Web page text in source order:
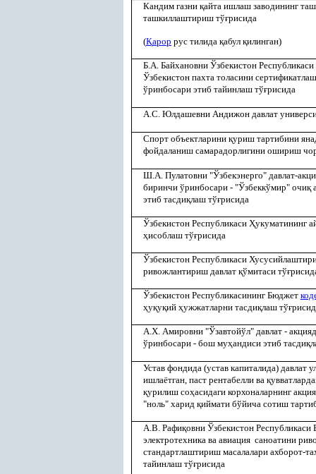
Кандим газни қайта ишлаш заводининг таш
ташкиллаштириш тўғрисида
(Қарор рус тилида қабул қилинган)
Б.А. Байхановни Ўзбекистон
Ўзбекистон пахта толасини
ўринбосари этиб тайинлаш тўғрисида
А.С. Юлдашевни Андижон давлат
Спорт объектларини қуриш тартибини
фойдаланиш самарадорлигини ошириш
Ш.А. Пулатовни "Ўзбекэнерго" давлат-
биринчи ўринбосари - "Ўзбеккўмир" очиқ
этиб тасдиқлаш тўғрисида
Ўзбекистон Республикаси Ҳукуматининг
ҳисоблаш тўғрисида
Ўзбекистон Республикаси
ривожлантириш давлат қўмитаси тўғ
Ўзбекистон Республикасининг Бюджет
ҳуқуқий ҳужжатларни тасдиқлаш тўғ
А.Х. Амировни "Ўзавтойўл" давлат -
ўринбосари - бош муҳандиси этиб тасдиқ
Устав фондида (устав капиталида) давлат
ишлаётган, паст рентабелли ва қ
қурилиш соҳасидаги корхоналарнинг
"ноль" харид қиймати бўйича сотиш
А.В. Рафиқовни Ўзбекистон
электротехника ва авиация саноатини
стандартлаштириш масалалари ахборот-та
тайинлаш тўғрисида